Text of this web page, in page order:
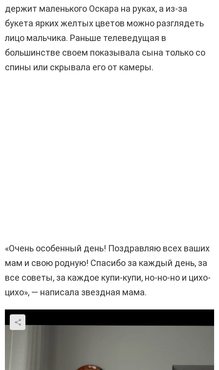
держит маленького Оскара на руках, а из-за
букета ярких желтых цветов можно разглядеть
лицо мальчика. Раньше телеведущая в
большинстве своем показывала сына только со
спины или скрывала его от камеры.
«Очень особенный день! Поздравляю всех ваших
мам и свою родную! Спасибо за каждый день, за
все советы, за каждое купи-купи, но-но-но и цихо-
цихо», — написала звездная мама.